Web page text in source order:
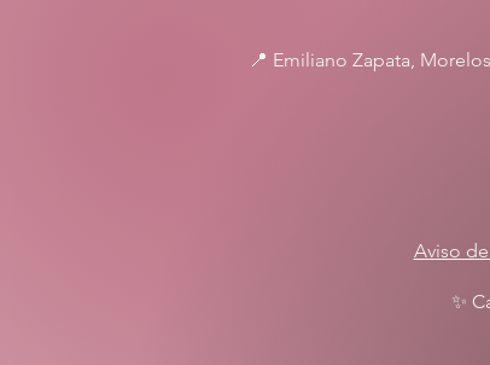
📍 Emiliano Zapata,
Aviso
✨